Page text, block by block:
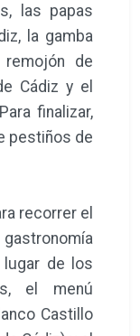
las papas
la gamba
de
Cádiz y el
finalizar,
pestiños de
recorrer el
lugar de los
el menú
Castillo